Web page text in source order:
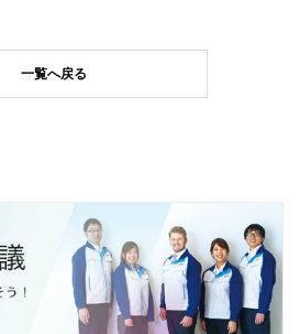
一覧へ戻る